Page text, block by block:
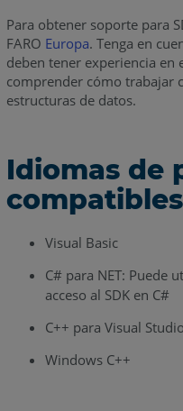
Para obtener soporte para
FARO Europa. Tenga en
deben tener experiencia en
comprender cómo trabajar
estructuras de datos.
Idiomas de
compatibles
Visual Basic
C# para NET: Puede
acceso al SDK en C#
C++ para Visual
Windows C++